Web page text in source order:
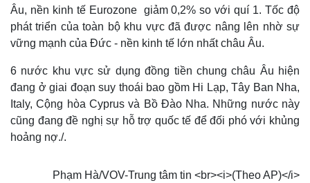
Âu, nền kinh tế Eurozone giảm 0,2% so với quí 1. Tốc độ
phát triển của toàn bộ khu vực đã được nâng lên nhờ sự
vững mạnh của Đức - nền kinh tế lớn nhất châu Âu.
6 nước khu vực sử dụng đồng tiền chung châu Âu hiện
đang ở giai đoạn suy thoái bao gồm Hi Lạp, Tây Ban Nha,
Italy, Cộng hòa Cyprus và Bồ Đào Nha. Những nước này
cũng đang đề nghị sự hỗ trợ quốc tế để đối phó với khủng
hoảng nợ./.
Phạm Hà/VOV-Trung tâm tin <br><i>(Theo AP)</i>